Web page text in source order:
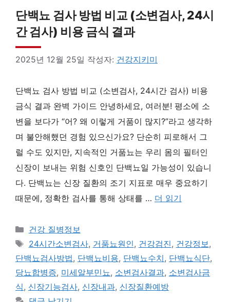
단백뇨 검사 방법 비교 (소변검사, 24시
간 검사) 비용 금식 결과
2025년 12월 25일 작성자: 건강지키미
단백뇨 검사 방법 비교 (소변검사, 24시간 검사) 비용
금식 결과 완벽 가이드 안녕하세요, 여러분! 평소에 소
변을 보다가 “어? 왜 이렇게 거품이 많지?”라고 생각하
며 불안해했던 경험 있으신가요? 단순히 피로해서 그
럴 수도 있지만, 지속적인 거품뇨는 우리 몸의 필터인
신장이 보내는 위험 신호인 단백뇨일 가능성이 있습니
다. 단백뇨는 신장 질환의 조기 지표로 매우 중요하기
때문에, 정확한 검사를 통해 상태를 … 더 읽기
카
테
고
리
건강 질병정보
태
그
24시간소변검사, 거품뇨원인, 건강검진, 건강정보,
단백뇨검사방법, 단백뇨비용, 단백뇨수치, 단백뇨식단,
당뇨합병증, 미세알부민뇨, 소변검사결과, 소변검사금
식, 신장기능검사, 신장내과, 신장질환예방